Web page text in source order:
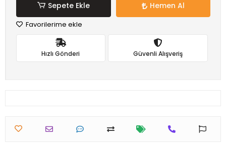
Sepete Ekle Hemen Al
Favorilerime ekle
Hızlı Gönderi Güvenli Alışveriş